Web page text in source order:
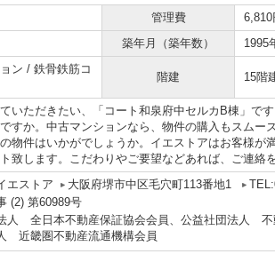
管理費
6,810
築年月（築年数） 1995
ン / 鉄骨鉄筋コ
階建 15階
いただきたい、「コート和泉府中セルカB棟」で
すか。中古マンションなら、物件の購入もスムー
物件はいかがでしょうか。イエストアはお客様が
致します。こだわりやご要望などあれば、ご連絡
エストア 大阪府堺市中区毛穴町113番地1
(2) 第60989号
人 全日本不動産保証協会会員、公益社団法人 不
近畿圏不動産流通機構会員